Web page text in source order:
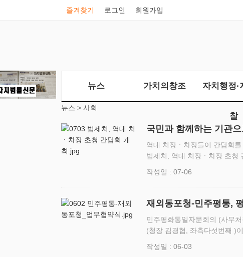
즐겨찾기 로그인 회원가입
뉴스 가치의창조 자치행정·
찰
뉴스 > 사회
국민과 함께하는 기관
야
역대 처장ㆍ차장들이 간담회
법제처, 역대 처장ㆍ차장 초
했다. 이번 간담회…
작성일 : 07-06
재외동포청-민주평통,
대 동포가 세계에 알리
민주평화통일자문회의 (사무
(청장 김경협, 좌측다섯번째 )
위한 업무협약(MOU…
작성일 : 06-03